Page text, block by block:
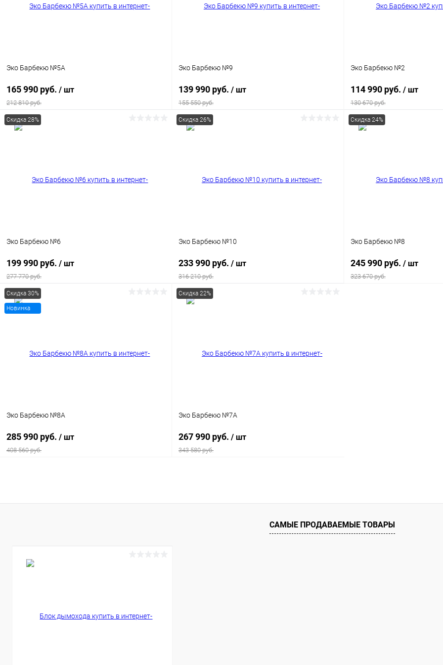
Эко Барбекю №5А
165 990 руб. / шт
212 810 руб.
Эко Барбекю №9
139 990 руб. / шт
155 550 руб.
Эко Барбекю №2
114 990 руб. / шт
130 670 руб.
Скидка 28%
Эко Барбекю №6
199 990 руб. / шт
277 770 руб.
Скидка 26%
Эко Барбекю №10
233 990 руб. / шт
316 210 руб.
Скидка 24%
Эко Барбекю №8
245 990 руб. / шт
323 670 руб.
Скидка 30%
Новинка
Эко Барбекю №8А
285 990 руб. / шт
408 560 руб.
Купить в 1 клик К сравнению
Скидка 22%
Эко Барбекю №7А
267 990 руб. / шт
343 580 руб.
Купить в 1 клик К сравнению
Под заказ
САМЫЕ ПРОДАВАЕМЫЕ ТОВАРЫ